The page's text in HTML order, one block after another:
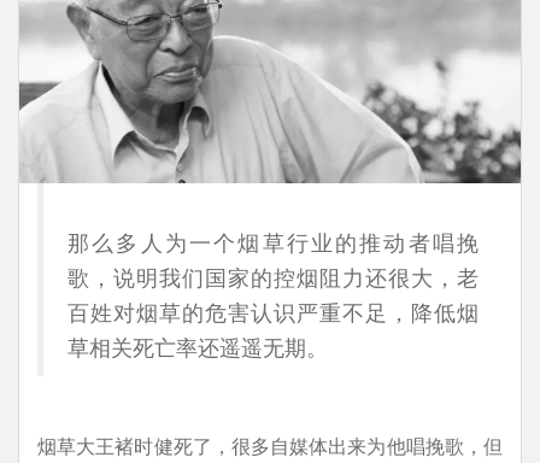
那么多人为一个烟草行业的推动者唱挽
歌，说明我们国家的控烟阻力还很大，老
百姓对烟草的危害认识严重不足，降低烟
草相关死亡率还遥遥无期。
烟草大王褚时健死了，很多自媒体出来为他唱挽歌，但